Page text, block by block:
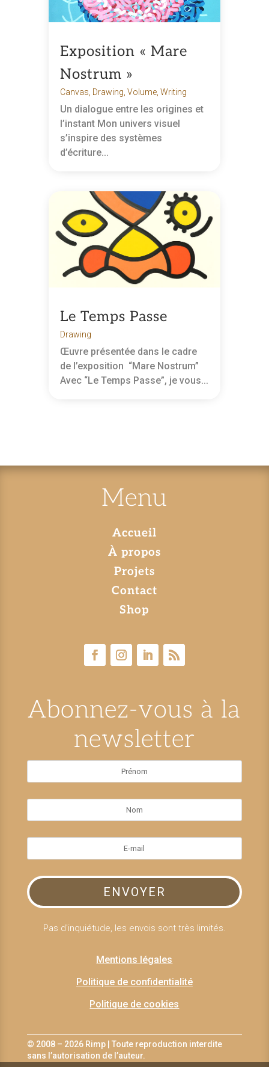
Exposition « Mare
Nostrum »
Canvas, Drawing, Volume, Writing
Un dialogue entre les origines et
l’instant Mon univers visuel
s’inspire des systèmes
d’écriture...
Le Temps Passe
Drawing
Œuvre présentée dans le cadre
de l’exposition “Mare Nostrum”
Avec “Le Temps Passe”, je vous...
Menu
Accueil
À propos
Projets
Contact
Shop
Abonnez-vous à la
newsletter
ENVOYER
Pas d'inquiétude, les envois sont très limités.
Mentions légales
Politique de confidentialité
Politique de cookies
© 2008 – 2026 Rimp | Toute reproduction interdite
sans l’autorisation de l’auteur.